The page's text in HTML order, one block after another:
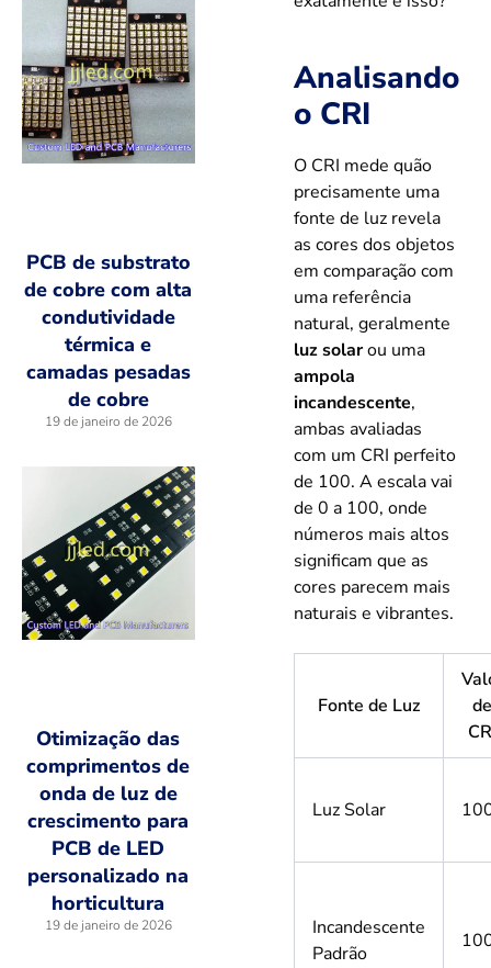
PCB de substrato
de cobre com alta
condutividade
térmica e
camadas pesadas
de cobre
19 de janeiro de 2026
Otimização das
comprimentos de
onda de luz de
crescimento para
PCB de LED
personalizado na
horticultura
19 de janeiro de 2026
Analisando
o CRI
O CRI mede quão
precisamente uma
fonte de luz revela
as cores dos objetos
em comparação com
uma referência
natural, geralmente
luz solarou uma
ampola
incandescente,
ambas avaliadas
com um CRI perfeito
de 100. A escala vai
de 0 a 100, onde
números mais altos
significam que as
cores parecem mais
naturais e vibrantes.
Fonte de Luz
Luz Solar
Incandescente
Padrão